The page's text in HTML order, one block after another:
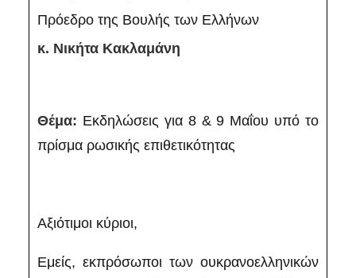
Πρόεδρο της Βουλής των Ελλήνων
κ. Νικήτα Κακλαμάνη
Θέμα: Εκδηλώσεις για 8 & 9 Μαΐου υπό το
πρίσμα ρωσικής επιθετικότητας
Αξιότιμοι κύριοι,
Εμείς, εκπρόσωποι των ουκρανοελληνικών